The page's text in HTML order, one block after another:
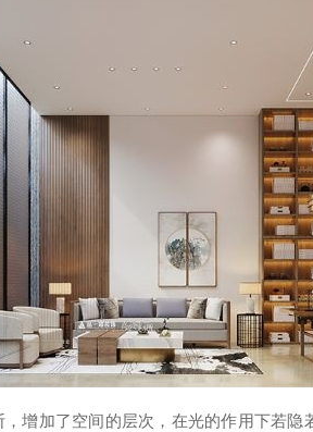
增加了空间的层次，在光的作用下若